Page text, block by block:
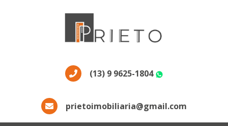
(13) 9 9625-1804
prietoimobiliaria@gmail.com